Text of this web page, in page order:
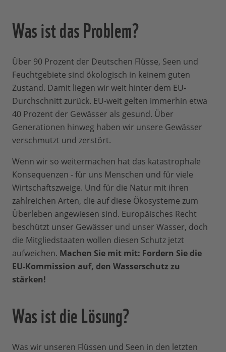
Was ist das Problem?
Über 90 Prozent der Deutschen Flüsse, Seen und
Feuchtgebiete sind ökologisch in keinem guten
Zustand. Damit liegen wir weit hinter dem EU-
Durchschnitt zurück. EU-weit gelten immerhin etwa
40 Prozent der Gewässer als gesund. Über
Generationen hinweg haben wir unsere Gewässer
verschmutzt und zerstört.
Wenn wir so weitermachen hat das katastrophale
Konsequenzen - für uns Menschen und für viele
Wirtschaftszweige. Und für die Natur mit ihren
zahlreichen Arten, die auf diese Ökosysteme zum
Überleben angewiesen sind. Europäisches Recht
beschützt unser Gewässer und unser Wasser, doch
die Mitgliedstaaten wollen diesen Schutz jetzt
aufweichen. Machen Sie mit mit: Fordern Sie die
EU-Kommission auf, den Wasserschutz zu
stärken!
Was ist die Lösung?
Was wir unseren Flüssen und Seen in den letzten